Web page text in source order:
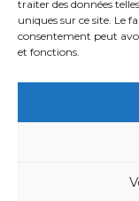
traiter des données
uniques sur ce site. Le
consentement peut
et fonctions.
déjeuner
A PROPOS
Mentions